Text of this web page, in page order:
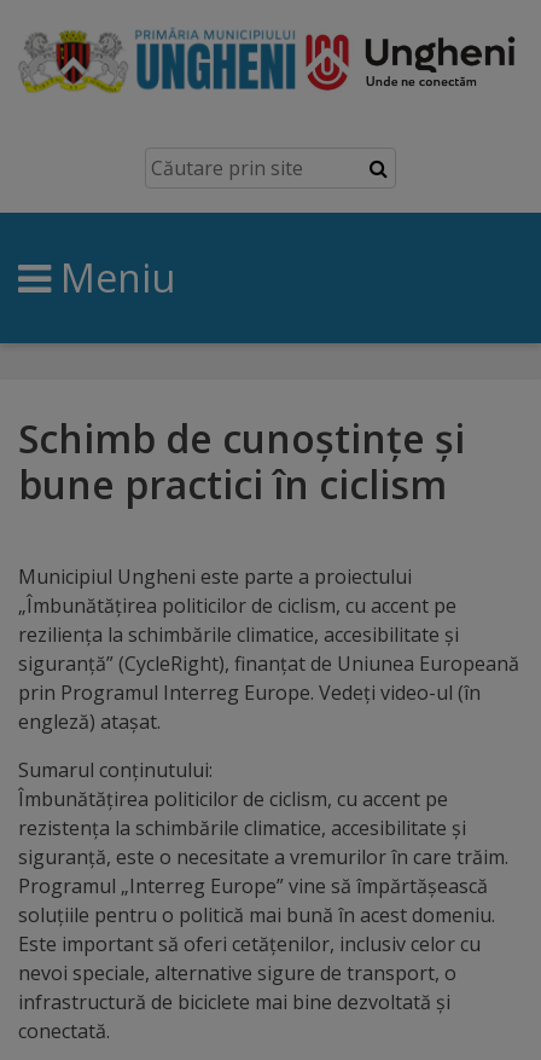
Ungheni
Prezentare
generală
Simbolurile
brand
Orașe
Distincții
Cetățeni
de
onoare
Deținători
ai
titlului
„Merite
pentru
Ungheni”
Meniu
Schimb de cunoștințe și
bune practici în ciclism
Municipiul Ungheni este parte a proiectului
„Îmbunătățirea politicilor de ciclism, cu accent pe
reziliența la schimbările climatice, accesibilitate și
siguranță” (CycleRight), finanțat de Uniunea Europeană
prin Programul Interreg Europe. Vedeți video-ul (în
engleză) atașat.
Sumarul conținutului:
Îmbunătățirea politicilor de ciclism, cu accent pe
rezistența la schimbările climatice, accesibilitate și
siguranță, este o necesitate a vremurilor în care trăim.
Programul „Interreg Europe” vine să împărtășească
soluțiile pentru o politică mai bună în acest domeniu.
Este important să oferi cetățenilor, inclusiv celor cu
nevoi speciale, alternative sigure de transport, o
infrastructură de biciclete mai bine dezvoltată și
conectată.